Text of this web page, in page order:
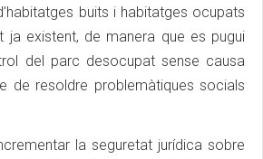
buits i habitatges ocupats
ja existent, de manera que es pugui
del parc desocupat sense causa
de resoldre problemàtiques socials
la seguretat jurídica sobre